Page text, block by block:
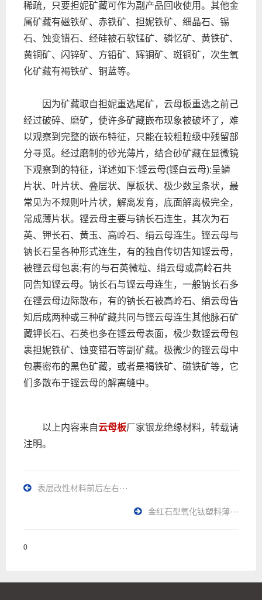
稀疏，只要担妮矿藏可作为副产品回收使用。其他金
属矿藏有磁铁矿、赤铁矿、担妮铁矿、细晶石、锡
石、蚀变错石、经硅被石软锰矿、磷忆矿、黄铁矿、
黄铜矿、闪锌矿、方铅矿、辉铜矿、斑铜矿，次生氧
化矿藏有褐铁矿、铜蓝等。
因为矿藏取自担妮重选尾矿，云母板重选之前己
经过破碎、磨矿，使许多矿藏嵌布现象被破坏了，难
以观察到完整的嵌布特征，只能在较粗粒级中残留部
分寻觅。经过磨制的砂光薄片，结合砂矿藏在显微镜
下观察到的特征，详述如下:铿云母(铿白云母):呈鳞
片状、叶片状、叠层状、厚板状、极少数呈条状，最
常见为不规则叶片状，解离发育，底面解离极完全，
常成薄片状。铿云母主要与钠长石连生，其次为石
英、钾长石、黄玉、高岭石、绢云母连生。铿云母与
钠长石呈各种形式连生，有的独自传切告知铿云母，
被铿云母包裹;有的与石英微粒、绢云母或高岭石共
同告知铿云母。钠长石与铿云母连生，一般钠长石多
在铿云母边际散布，有的钠长石被高岭石、绢云母告
知后成两种或三种矿藏共同与铿云母连生其他脉石矿
藏钾长石、石英也多在铿云母表面，极少数铿云母包
裹担妮铁矿、蚀变错石等副矿藏。极微少的铿云母中
包裹密布的黑色矿藏，或者是褐铁矿、磁铁矿等，它
们多散布于铿云母的解离缝中。
以上内容来自云母板厂家银龙绝缘材料，转载请
注明。
表层改性材料前后左右···
金红石型氧化钛塑料薄···
0